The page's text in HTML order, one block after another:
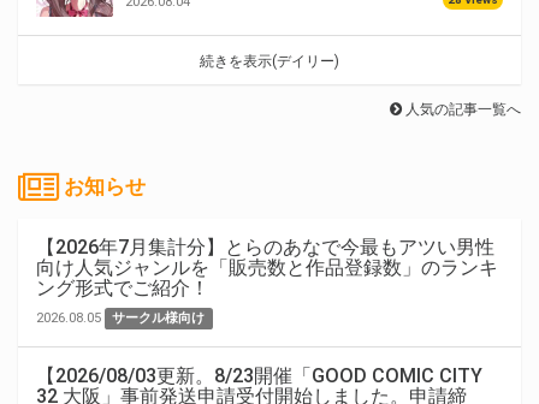
続きを表示(デイリー)
人気の記事一覧へ
お知らせ
【2026年7月集計分】とらのあなで今最もアツい男性
向け人気ジャンルを「販売数と作品登録数」のランキ
ング形式でご紹介！
2026.08.05 サークル様向け
【2026/08/03更新。8/23開催「GOOD COMIC CITY
32 大阪」事前発送申請受付開始しました。申請締